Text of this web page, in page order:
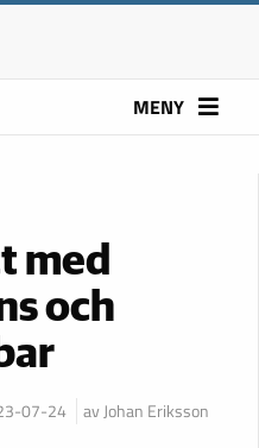
MENY
med
och
07-24 av Johan Eriksson